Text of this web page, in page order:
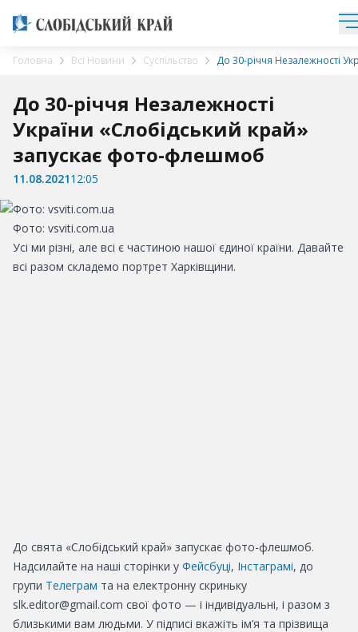
Головна Всі Новини Суспільство До 30-річчя Незалежності
До 30-річчя Незалежності
України «Слобідський край»
запускає фото-флешмоб
11.08.202112:05
Фото: vsviti.com.ua
Усі ми різні, але всі є частиною нашої єдиної країни. Давайте
всі разом складемо портрет Харківщини.
До свята «Слобідський край» запускає фото-флешмоб.
Надсилайте на наші сторінки у Фейсбуці, Інстаграмі, до
групи Телеграм та на електронну скриньку
slk.editor@gmail.com свої фото — і індивідуальні, і разом з
близькими вам людьми. У підписі вкажіть ім’я та прізвища